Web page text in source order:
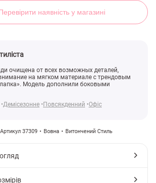
наявність у магазині
очищена от всех возможных деталей,
на мягком материале с трендовым
Модель дополнили боковыми
Демісезонне Повсякденний Офіс
Артикул 37309 Вовна Витончений Стиль
магазин Gepur